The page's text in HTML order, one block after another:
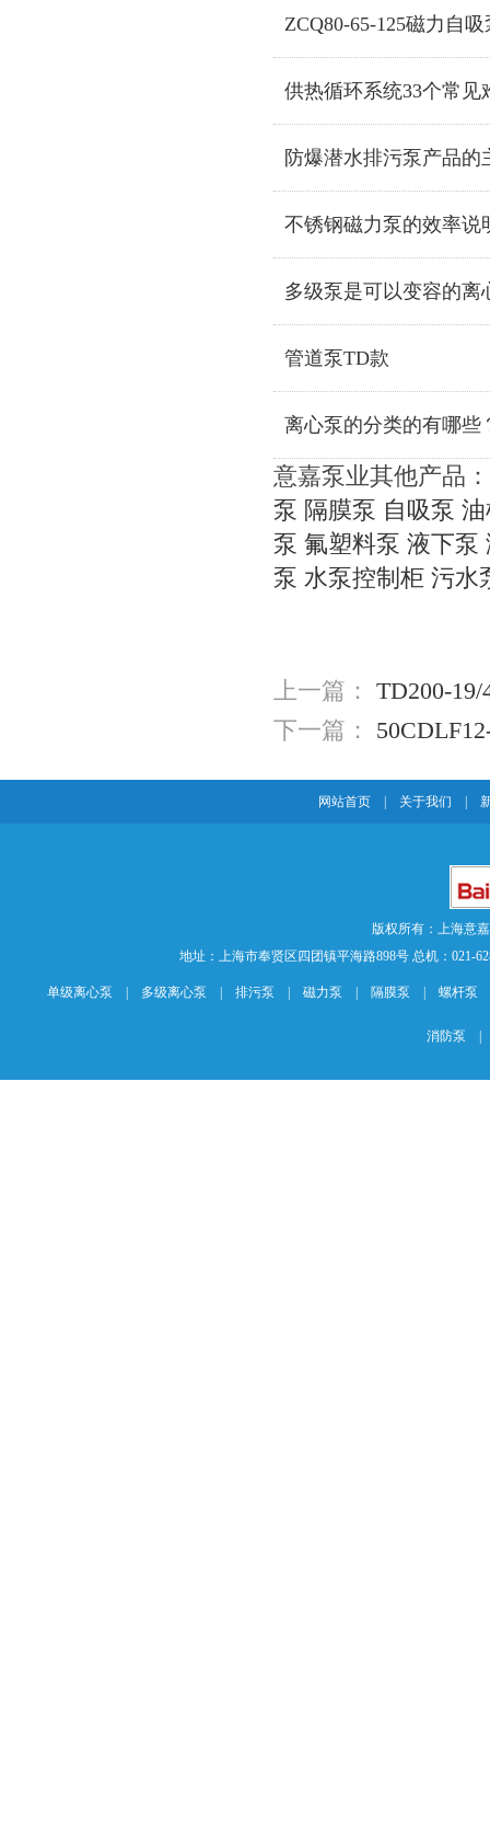
ZCQ80-65-125磁力自吸
供热循环系统33个常见
防爆潜水排污泵产品的
不锈钢磁力泵的效率说
多级泵是可以变容的离
管道泵TD款
离心泵的分类的有哪些
意嘉泵业其他产品：
泵 隔膜泵 自吸泵
泵 氟塑料泵 液下泵
泵 水泵控制柜 污水
上一篇： TD200-
下一篇：
网站首页 关于我们
版权所有：上海意
地址：上海市奉贤区四团镇平海路898号 总机：021-
单级离心泵 多级离心泵 排污泵 磁力泵 隔膜泵 螺杆泵
消防泵